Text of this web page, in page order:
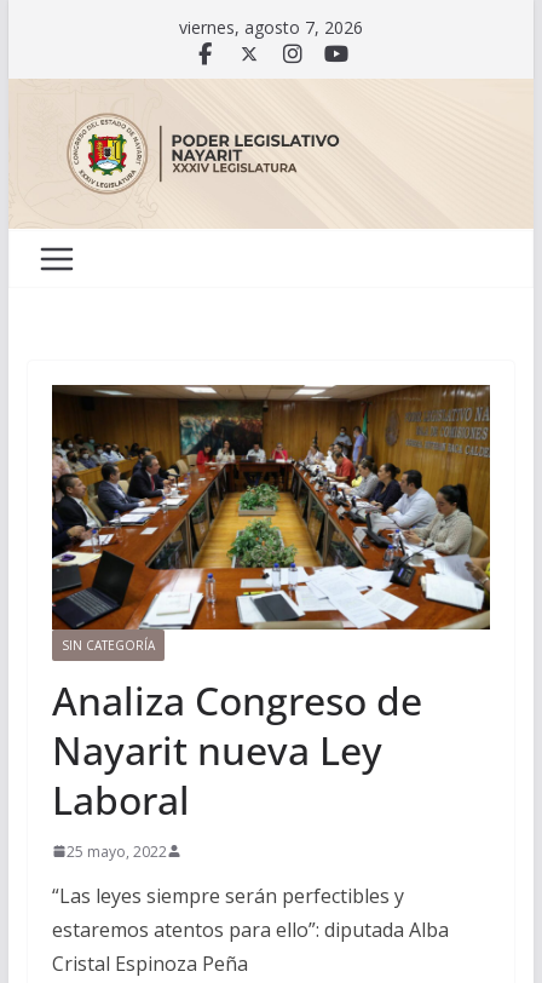
contenido
viernes, agosto 7, 2026
SIN CATEGORÍA
Analiza Congreso de
Nayarit nueva Ley
Laboral
25 mayo, 2022
“Las leyes siempre serán perfectibles y
estaremos atentos para ello”: diputada Alba
Cristal Espinoza Peña